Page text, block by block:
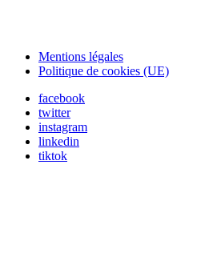
Mentions légales
Politique de cookies (UE)
facebook
twitter
instagram
linkedin
tiktok